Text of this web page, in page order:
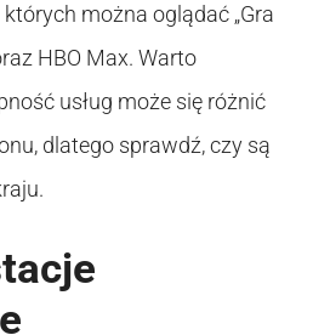
można oglądać „Gra
HBO Max. Warto
usług może się różnić
dlatego sprawdź, czy są